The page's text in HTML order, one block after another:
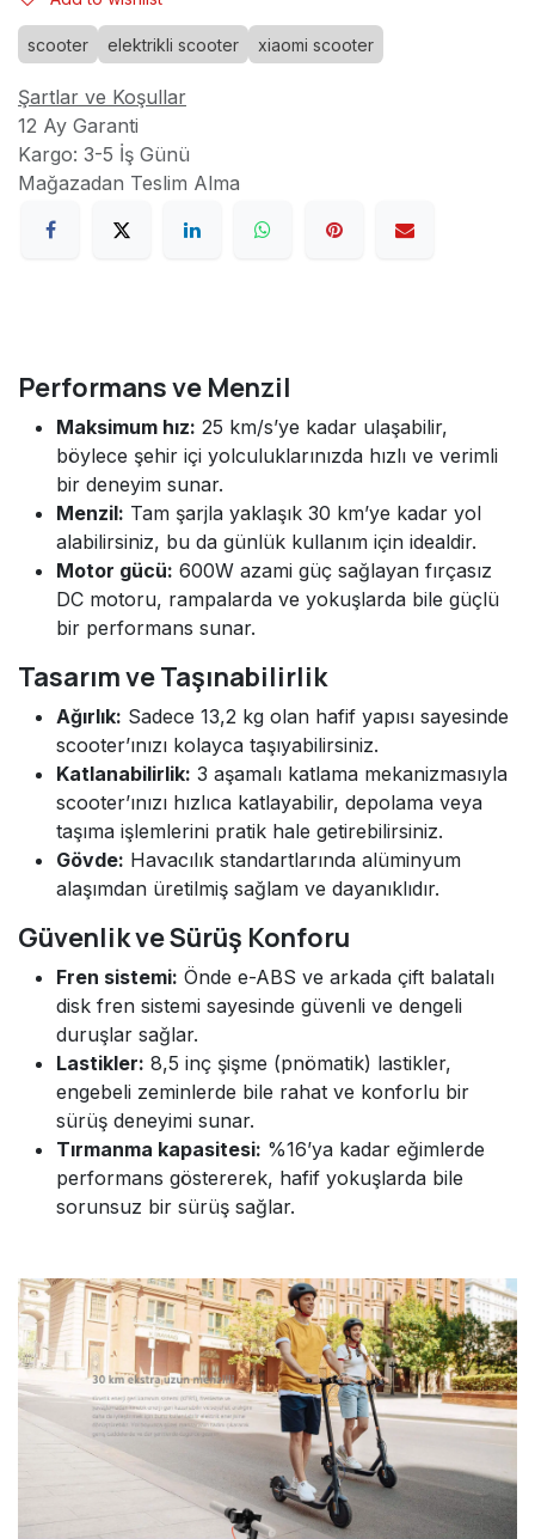
scooter elektrikli scooter xiaomi scooter
Şartlar ve Koşullar
12 Ay Garanti
Kargo: 3-5 İş Günü
Mağazadan Teslim Alma
Performans ve Menzil
Maksimum hız: 25 km/s’ye kadar ulaşabilir,
böylece şehir içi yolculuklarınızda hızlı ve verimli
bir deneyim sunar.
Menzil: Tam şarjla yaklaşık 30 km’ye kadar yol
alabilirsiniz, bu da günlük kullanım için idealdir.
Motor gücü: 600W azami güç sağlayan fırçasız
DC motoru, rampalarda ve yokuşlarda bile güçlü
bir performans sunar.
Tasarım ve Taşınabilirlik
Ağırlık: Sadece 13,2 kg olan hafif yapısı sayesinde
scooter’ınızı kolayca taşıyabilirsiniz.
Katlanabilirlik: 3 aşamalı katlama mekanizmasıyla
scooter’ınızı hızlıca katlayabilir, depolama veya
taşıma işlemlerini pratik hale getirebilirsiniz.
Gövde: Havacılık standartlarında alüminyum
alaşımdan üretilmiş sağlam ve dayanıklıdır.
Güvenlik ve Sürüş Konforu
Fren sistemi: Önde e-ABS ve arkada çift balatalı
disk fren sistemi sayesinde güvenli ve dengeli
duruşlar sağlar.
Lastikler: 8,5 inç şişme (pnömatik) lastikler,
engebeli zeminlerde bile rahat ve konforlu bir
sürüş deneyimi sunar.
Tırmanma kapasitesi: %16’ya kadar eğimlerde
performans göstererek, hafif yokuşlarda bile
sorunsuz bir sürüş sağlar.